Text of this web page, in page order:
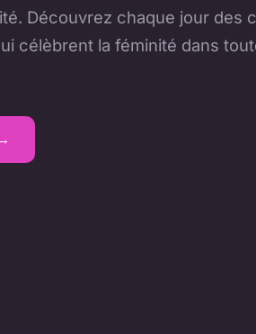
Découvrez chaque jour des
célèbrent la féminité dans